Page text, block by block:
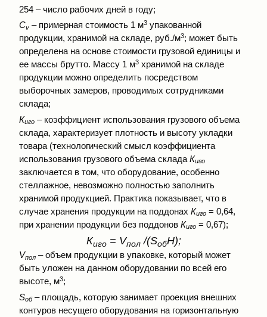
254 – число рабочих дней в году;
Сv – примерная стоимость 1 м3 упакованной
продукции, хранимой на складе, руб./м3; может быть
определена на основе стоимости грузовой единицы и
ее массы брутто. Массу 1 м3 хранимой на складе
продукции можно определить посредством
выборочных замеров, проводимых сотрудниками
склада;
Киго – коэффициент использования грузового объема
склада, характеризует плотность и высоту укладки
товара (технологический смысл коэффициента
использования грузового объема склада Киго
заключается в том, что оборудование, особенно
стеллажное, невозможно полностью заполнить
хранимой продукцией. Практика показывает, что в
случае хранения продукции на поддонах Киго = 0,64,
при хранении продукции без поддонов Киго = 0,67);
Киго= Vпол/(SобН);
Vпол – объем продукции в упаковке, который может
быть уложен на данном оборудовании по всей его
высоте, м3;
Sоб– площадь, которую занимает проекция внешних
контуров несущего оборудования на горизонтальную